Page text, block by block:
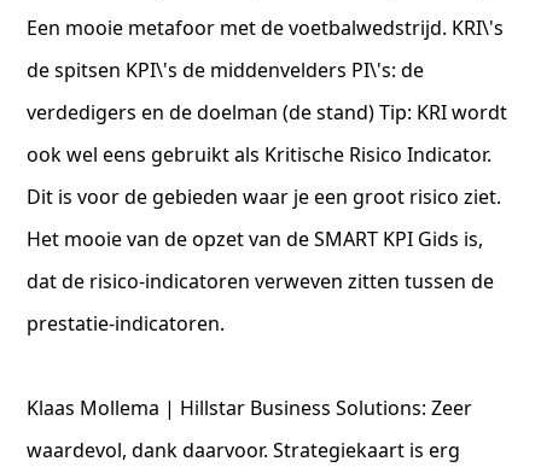
Een mooie metafoor met de voetbalwedstrijd. KRI\'s
de spitsen KPI\'s de middenvelders PI\'s: de
verdedigers en de doelman (de stand) Tip: KRI wordt
ook wel eens gebruikt als Kritische Risico Indicator.
Dit is voor de gebieden waar je een groot risico ziet.
Het mooie van de opzet van de SMART KPI Gids is,
dat de risico-indicatoren verweven zitten tussen de
prestatie-indicatoren.
Klaas Mollema | Hillstar Business Solutions: Zeer
waardevol, dank daarvoor. Strategiekaart is erg